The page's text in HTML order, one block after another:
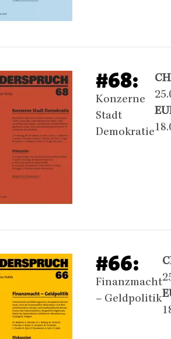
#68:
Konzerne
Stadt
Demokratie
#66:
Finanzmacht
– Geldpolitik